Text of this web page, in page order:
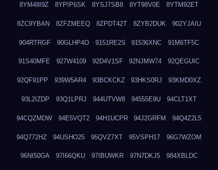
8YM48I9Z 8YPIP6SK 8YSJ7SB8 8YT98V0E 8YTM92ET
8ZC9YBAN 8ZFZMEEQ 8ZPDT42T 8ZYB2DUK 902YJAIU
904RTRGF 90GLHP4O 9151RE2S 91536XNC 91M6TF5C
91S40MFE 927W4109 92D4V1SF 92NJMW74 92QEGUIC
92QF91PP 939W5AR4 93BCKCKZ 93HKS0RJ 93KMD0XZ
93L2IZDP 93Q1LPRJ 944UTVW8 94555E9U 94CLT1XT
94CQZMDW 94E5VQT2 94H1UCPR 94J2GRFM 94Q4Z2L5
94Q772HZ 94USHO25 95QVZ7XT 95VSPH17 96G7WZOM
96NI50GA 97I66QKU 97IBUWKR 97N7DKJ5 984XBLDC